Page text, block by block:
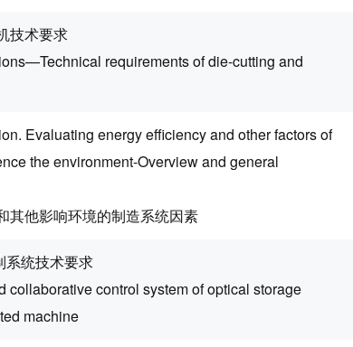
技术要求
requirements of die-cutting and
Evaluating energy efficiency and other factors of
the environment-Overview and general
其他影响环境的制造系统因素
系统技术要求
collaborative control system of optical storage
machine